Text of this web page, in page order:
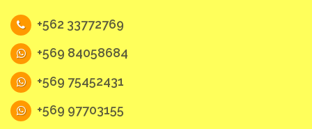
+562 33772769
+569 84058684
+569 75452431
+569 97703155